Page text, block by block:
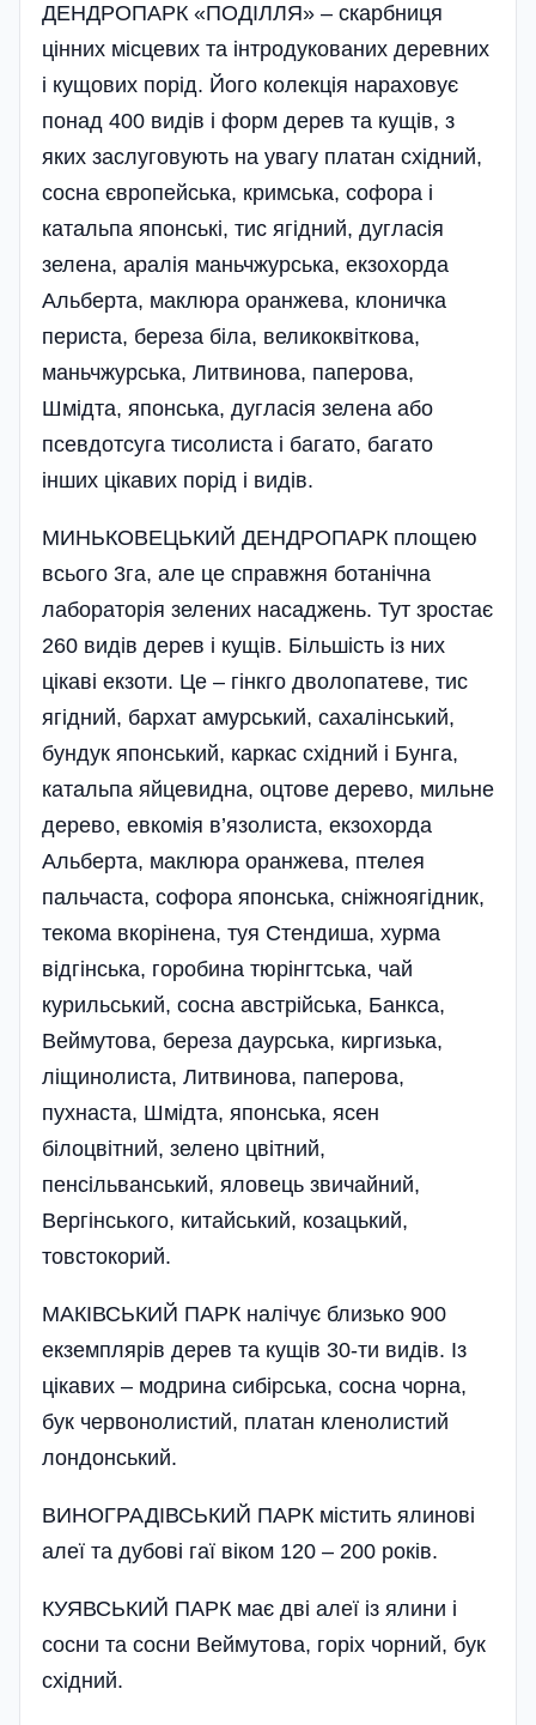
ДЕНДРОПАРК «ПОДІЛЛЯ» – скарбниця
цінних місцевих та інтродукованих деревних
і кущових порід. Його колекція нараховує
понад 400 видів і форм дерев та кущів, з
яких заслуговують на увагу платан східний,
сосна європейська, кримська, софора і
катальпа японські, тис ягідний, дугласія
зелена, аралія маньчжурська, екзохорда
Альберта, маклюра оранжева, клоничка
периста, береза біла, великоквіткова,
маньчжурська, Литвинова, паперова,
Шмідта, японська, дугласія зелена або
псевдотсуга тисолиста і багато, багато
інших цікавих порід і видів.
МИНЬКОВЕЦЬКИЙ ДЕНДРОПАРК площею
всього 3га, але це справжня ботанічна
лабораторія зелених насаджень. Тут зростає
260 видів дерев і кущів. Більшість із них
цікаві екзоти. Це – гінкго дволопатеве, тис
ягідний, бархат амурський, сахалінський,
бундук японський, каркас східний і Бунга,
катальпа яйцевидна, оцтове дерево, мильне
дерево, евкомія в’язолиста, екзохорда
Альберта, маклюра оранжева, птелея
пальчаста, софора японська, сніжноягідник,
текома вкорінена, туя Стендиша, хурма
відгінська, горобина тюрінгтська, чай
курильський, сосна австрійська, Банкса,
Веймутова, береза даурська, киргизька,
ліщинолиста, Литвинова, паперова,
пухнаста, Шмідта, японська, ясен
білоцвітний, зелено цвітний,
пенсільванський, яловець звичайний,
Вергінського, китайський, козацький,
товстокорий.
МАКІВСЬКИЙ ПАРК налічує близько 900
екземплярів дерев та кущів 30-ти видів. Із
цікавих – модрина сибірська, сосна чорна,
бук червонолистий, платан кленолистий
лондонський.
ВИНОГРАДІВСЬКИЙ ПАРК містить ялинові
алеї та дубові гаї віком 120 – 200 років.
КУЯВСЬКИЙ ПАРК має дві алеї із ялини і
сосни та сосни Веймутова, горіх чорний, бук
східний.